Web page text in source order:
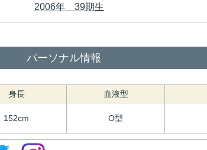
2006年 39期生
パーソナル情報
身長 血液型
152cm O型